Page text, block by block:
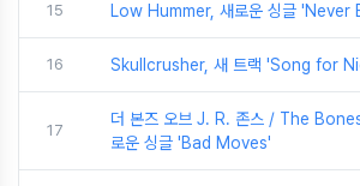
15 Low Hummer, 새로운 싱글 'Never
16 Skullcrusher, 새 트랙 'Song for
17
더 본즈 오브 J. R. 존스 / The
로운 싱글 'Bad Moves'